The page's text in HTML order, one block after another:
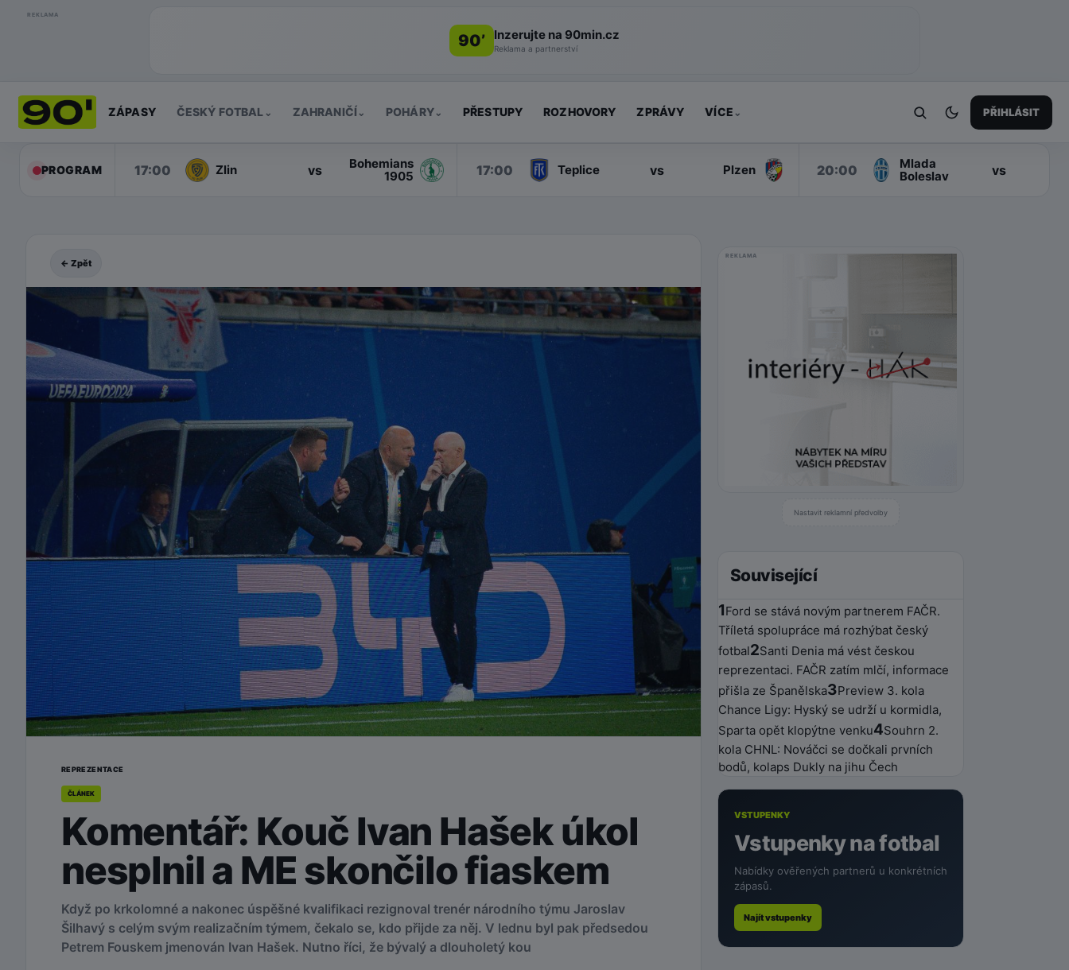
REKLAMA
90’ Inzerujte na 90min.cz
Reklama a partnerství
ZÁPASY ČESKÝ FOTBAL ⌄ ZAHRANIČÍ ⌄ POHÁRY⌄ PŘESTUPY ROZHOVORY ZPRÁVY VÍCE ⌄ PŘIHLÁSIT
PROGRAM 17:00 Zlin vs
Bohemians
1905
17:00 Teplice vs Plzen 20:00
Mlada
Boleslav
vs
← Zpět
REPREZENTACE
ČLÁNEK
Komentář: Kouč Ivan Hašek úkol
nesplnil a ME skončilo fiaskem
Když po krkolomné a nakonec úspěšné kvalifikaci rezignoval trenér národního týmu Jaroslav
Šilhavý s celým svým realizačním týmem, čekalo se, kdo přijde za něj. V lednu byl pak předsedou
Petrem Fouskem jmenován Ivan Hašek. Nutno říci, že bývalý a dlouholetý kou
REKLAMA
Nastavit reklamní předvolby
Související
1Ford se stává novým partnerem FAČR.
Tříletá spolupráce má rozhýbat český
fotbal2Santi Denia má vést českou
reprezentaci. FAČR zatím mlčí, informace
přišla ze Španělska3Preview 3. kola
Chance Ligy: Hyský se udrží u kormidla,
Sparta opět klopýtne venku4Souhrn 2.
kola CHNL: Nováčci se dočkali prvních
bodů, kolaps Dukly na jihu Čech
VSTUPENKY
Vstupenky na fotbal
Nabídky ověřených partnerů u konkrétních
zápasů.
Najít vstupenky